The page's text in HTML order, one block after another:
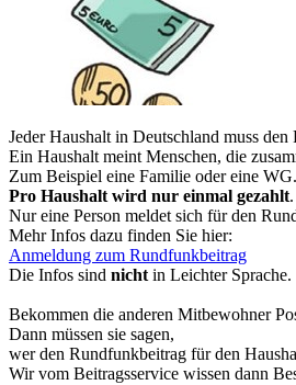
Jeder Haushalt in Deutschland muss
Ein Haushalt meint Menschen, die
Zum Beispiel eine Familie oder eine WG.
Pro Haushalt wird nur einmal gezahlt.
Nur eine Person meldet sich für den
Mehr Infos dazu finden Sie hier:
Anmeldung zum Rundfunkbeitrag
Die Infos sind nicht in Leichter Sprache.
Bekommen die anderen Mitbewohner
Dann müssen sie sagen,
wer den Rundfunkbeitrag für den
Wir vom Beitragsservice wissen dann